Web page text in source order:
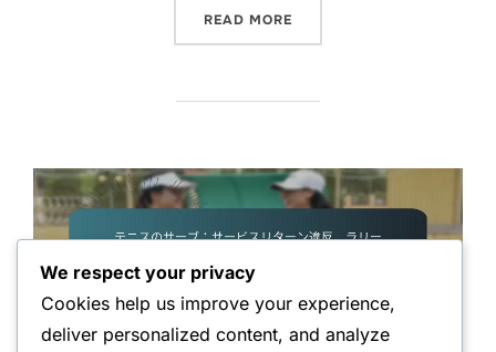
READ MORE
We respect your privacy
Cookies help us improve your experience,
deliver personalized content, and analyze